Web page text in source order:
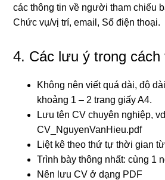
các thông tin về người tham chiếu
Chức vụ/vị trí, email, Số điện thoại.
4. Các lưu ý trong cách
Không nên viết quá dài, độ
khoảng 1 – 2 trang giấy A4.
Lưu tên CV chuyên nghiệp,
CV_NguyenVanHieu.pdf
Liệt kê theo thứ tự thời gian
Trình bày thông nhất: cùng 1
Nên lưu CV ở dạng PDF